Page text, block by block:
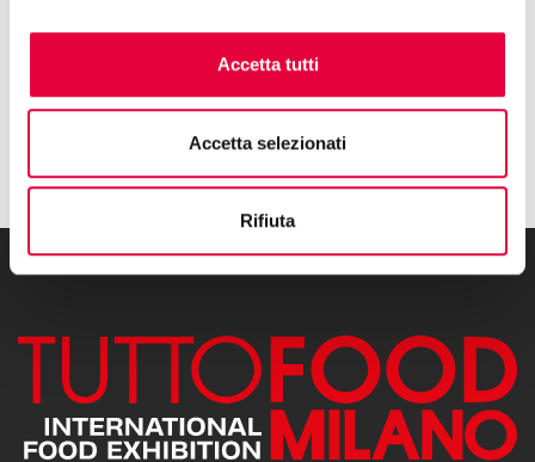
Accetta tutti
Accetta selezionati
Rifiuta